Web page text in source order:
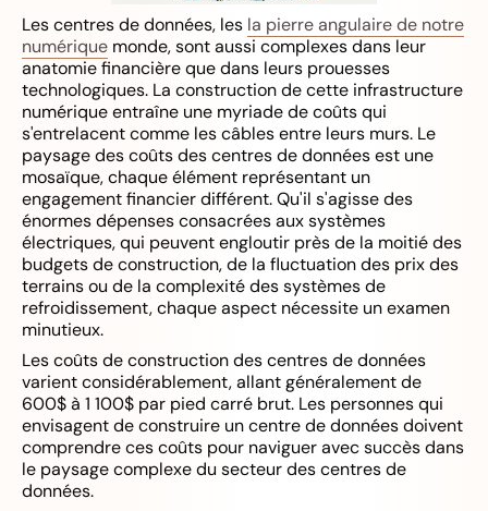
Les centres de données, les la pierre angulaire de notre
numérique monde, sont aussi complexes dans leur
anatomie financière que dans leurs prouesses
technologiques. La construction de cette infrastructure
numérique entraîne une myriade de coûts qui
s'entrelacent comme les câbles entre leurs murs. Le
paysage des coûts des centres de données est une
mosaïque, chaque élément représentant un
engagement financier différent. Qu'il s'agisse des
énormes dépenses consacrées aux systèmes
électriques, qui peuvent engloutir près de la moitié des
budgets de construction, de la fluctuation des prix des
terrains ou de la complexité des systèmes de
refroidissement, chaque aspect nécessite un examen
minutieux.
Les coûts de construction des centres de données
varient considérablement, allant généralement de
600$ à 1 100$ par pied carré brut. Les personnes qui
envisagent de construire un centre de données doivent
comprendre ces coûts pour naviguer avec succès dans
le paysage complexe du secteur des centres de
données.